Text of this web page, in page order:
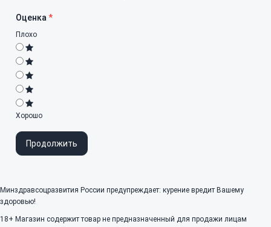
Оценка
Плохо
Хорошо
Продолжить
Минздравсоцразвития России предупреждает: курение вредит Вашему
здоровью!
18+ Магазин содержит товар не предназначенный для продажи лицам